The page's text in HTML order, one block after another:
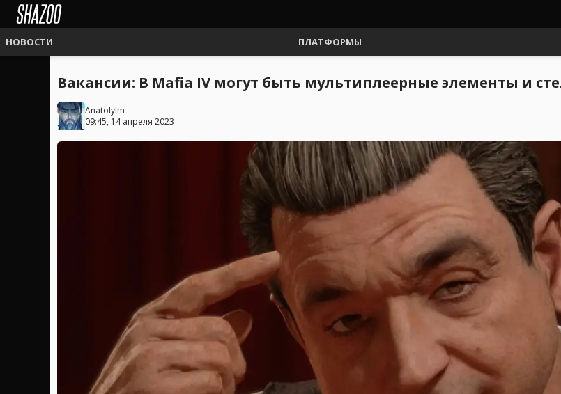
НОВОСТИ ПЛАТФОРМЫ
Вакансии: В Mafia IV могут быть мультиплеерные элементы и
Anatolylm
09:45, 14 апреля 2023